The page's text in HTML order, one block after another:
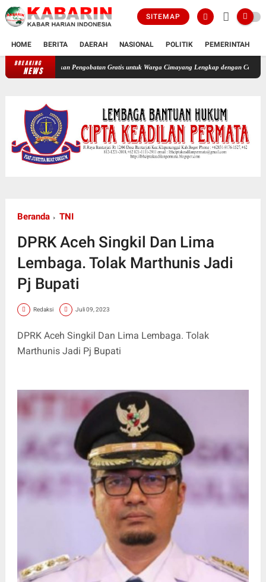
SITEMAP
HOME BERITA DAERAH NASIONAL POLITIK PEMERINTAH
BREAKING
NEWS
Pengobatan Gratis untuk Warga Cimayang Lengkap dengan Cek Gula Darah Asam
Beranda TNI
DPRK Aceh Singkil Dan Lima
Lembaga. Tolak Marthunis Jadi
Pj Bupati
Redaksi Juli 09, 2023
DPRK Aceh Singkil Dan Lima Lembaga. Tolak
Marthunis Jadi Pj Bupati